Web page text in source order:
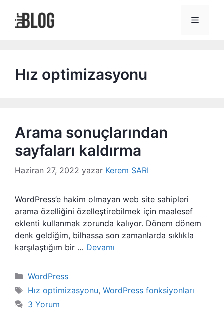
Menü
Hız optimizasyonu
Arama sonuçlarından
sayfaları kaldırma
Haziran 27, 2022 yazar Kerem SARI
WordPress’e hakim olmayan web site sahipleri
arama özelliğini özelleştirebilmek için maalesef
eklenti kullanmak zorunda kalıyor. Dönem dönem
denk geldiğim, bilhassa son zamanlarda sıklıkla
karşılaştığım bir … Devamı
Kategoriler
WordPress
Etiketler
Hız optimizasyonu, WordPress fonksiyonları
3 Yorum